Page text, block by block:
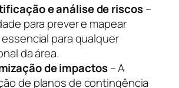
e análise de riscos–
para prever e mapear
para qualquer
da área.
de impactos– A
de planos de contingência